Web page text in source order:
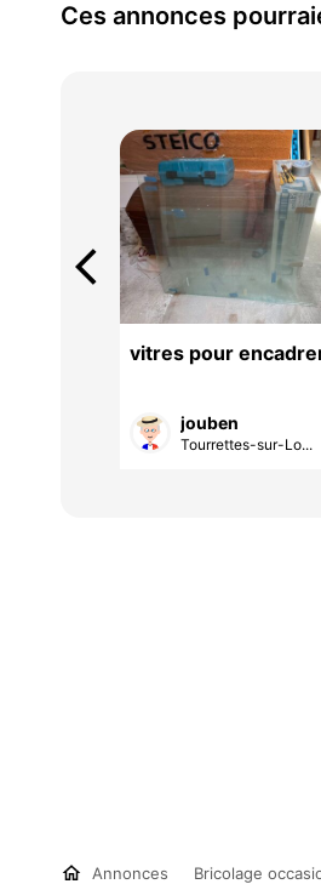
Ces annonces
vitres pour
jouben
Tourrettes-sur-Lo...
arrow_back_ios
Annonces Bricolage